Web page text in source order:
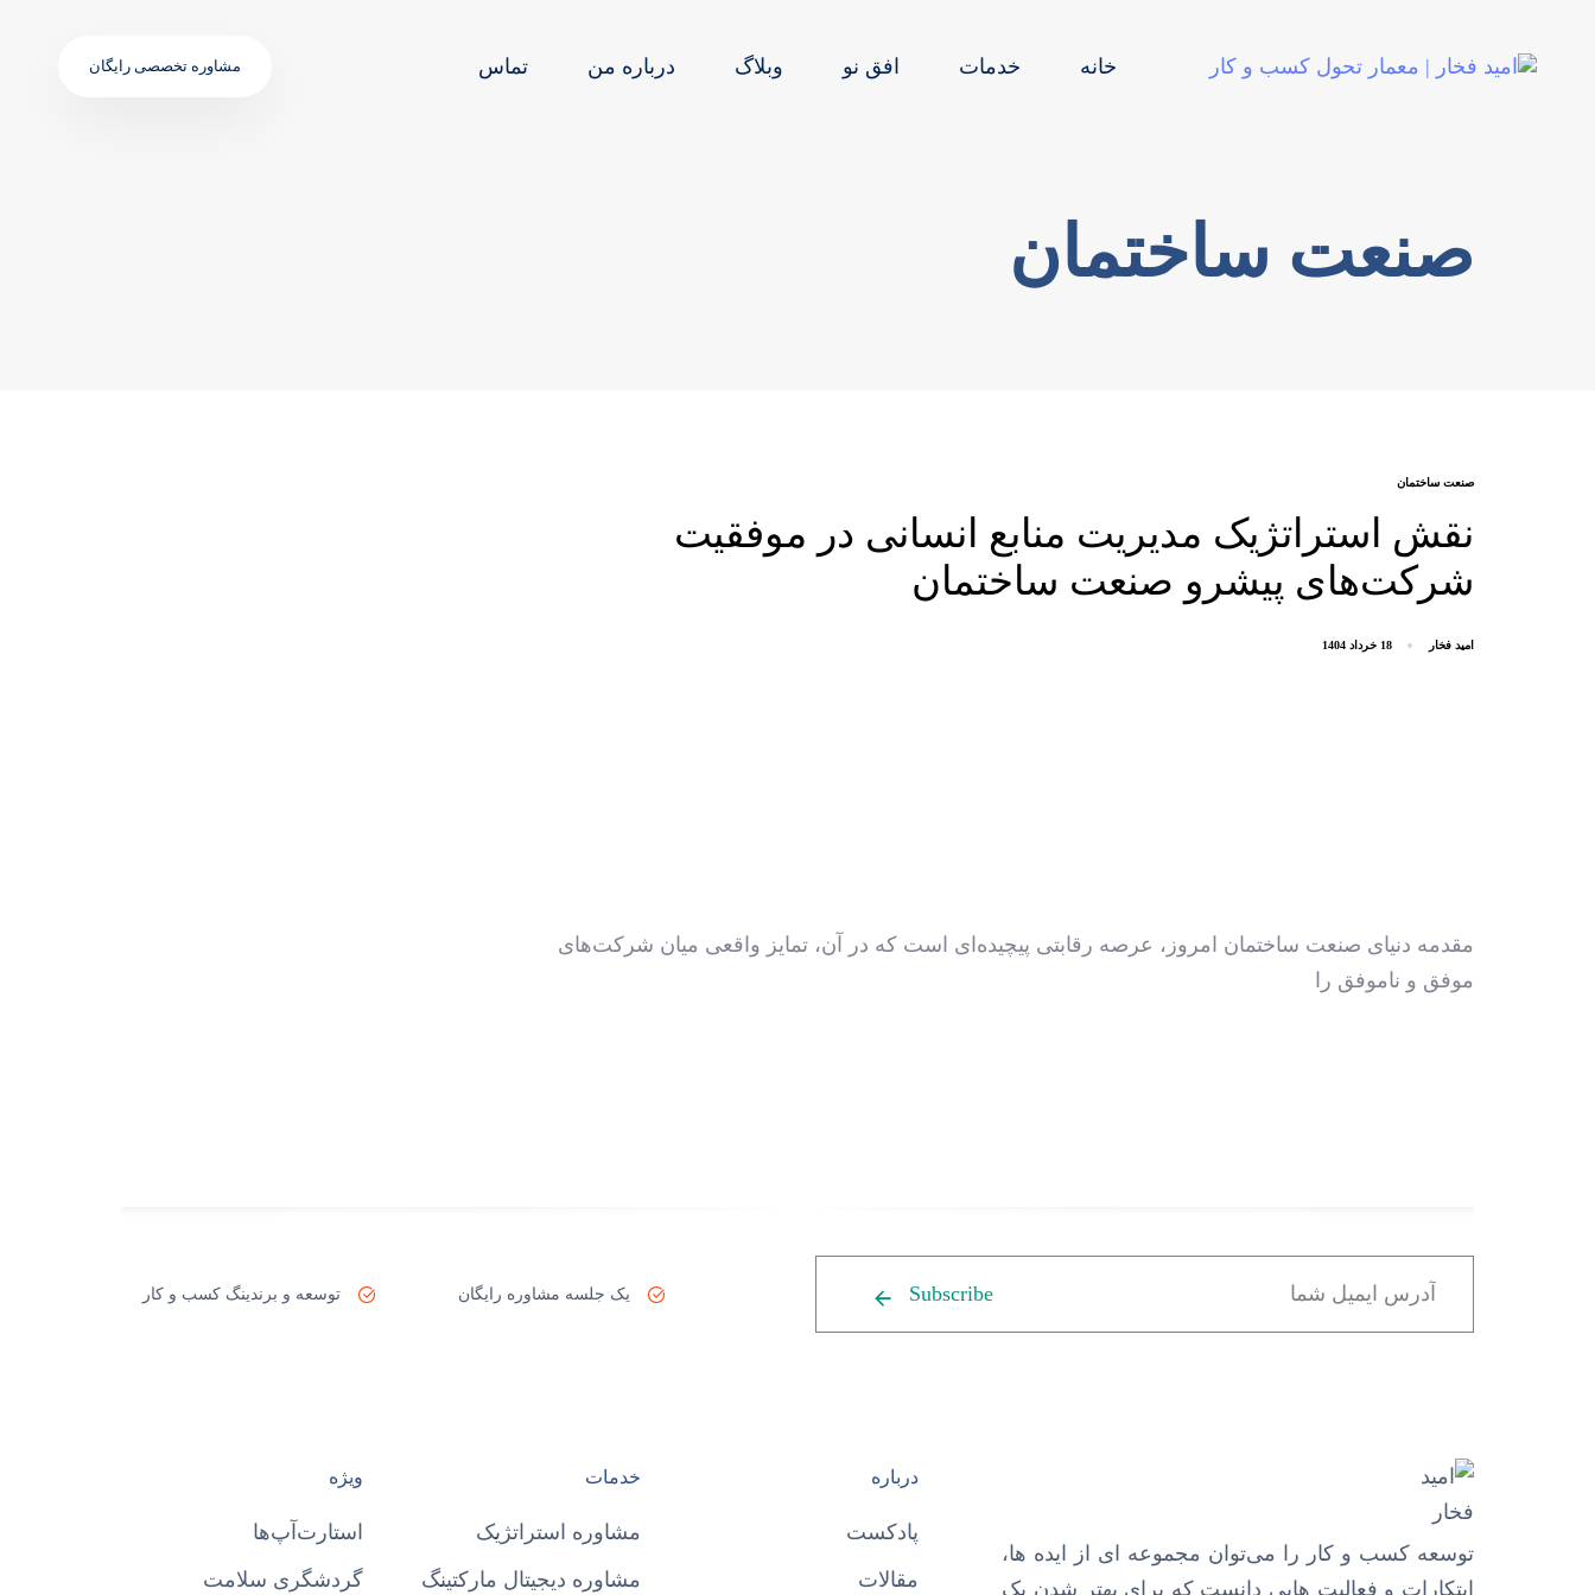
خانه خدمات افق نو وبلاگ درباره من تماس مشاوره تخصصی رایگان
صنعت ساختمان
صنعت ساختمان
نقش استراتژیک مدیریت منابع انسانی در موفقیت
شرکت‌های پیشرو صنعت ساختمان
امید فخار 18 خرداد 1404
مقدمه دنیای صنعت ساختمان امروز، عرصه رقابتی پیچیده‌ای است که در آن، تمایز واقعی میان شرکت‌های
موفق و ناموفق را
Subscribe یک جلسه مشاوره رایگان توسعه و برندینگ کسب و کار
توسعه کسب و کار را می‌توان مجموعه ای از ایده ها،
ابتکارات و فعالیت هایی دانست که برای بهتر شدن یک
درباره
پادکست
مقالات
خدمات
مشاوره استراتژیک
مشاوره دیجیتال مارکتینگ
ویژه
استارت‌آپ‌ها
گردشگری سلامت